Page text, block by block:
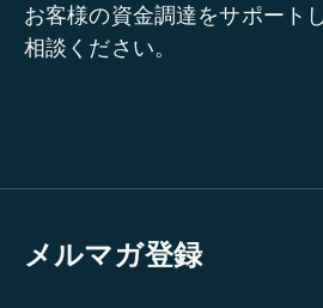
お客様の資金調達をサポート
相談ください。
メルマガ登録